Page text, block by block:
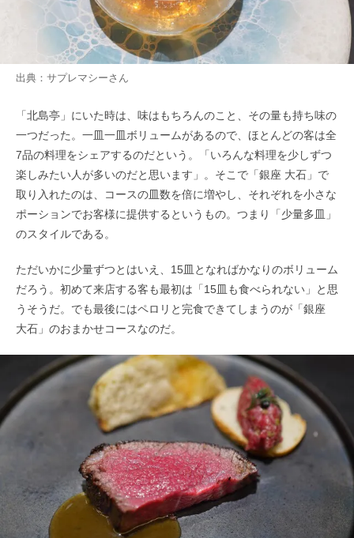
出典： サプレマシーさん
「北島亭」にいた時は、味はもちろんのこと、その量も持ち味の
一つだった。一皿一皿ボリュームがあるので、ほとんどの客は全
7品の料理をシェアするのだという。「いろんな料理を少しずつ
楽しみたい人が多いのだと思います」。そこで「銀座 大石」で
取り入れたのは、コースの皿数を倍に増やし、それぞれを小さな
ポーションでお客様に提供するというもの。つまり「少量多皿」
のスタイルである。
ただいかに少量ずつとはいえ、15皿となればかなりのボリューム
だろう。初めて来店する客も最初は「15皿も食べられない」と思
うそうだ。でも最後にはペロリと完食できてしまうのが「銀座
大石」のおまかせコースなのだ。